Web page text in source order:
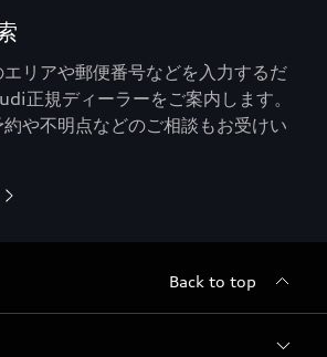
リアや郵便番号などを入力するだ
正規ディーラーをご案内します。
や不明点などのご相談もお受けい
Back to top